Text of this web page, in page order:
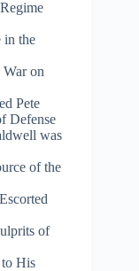
in the
on
Pete
Defense
was
of the
of
to His